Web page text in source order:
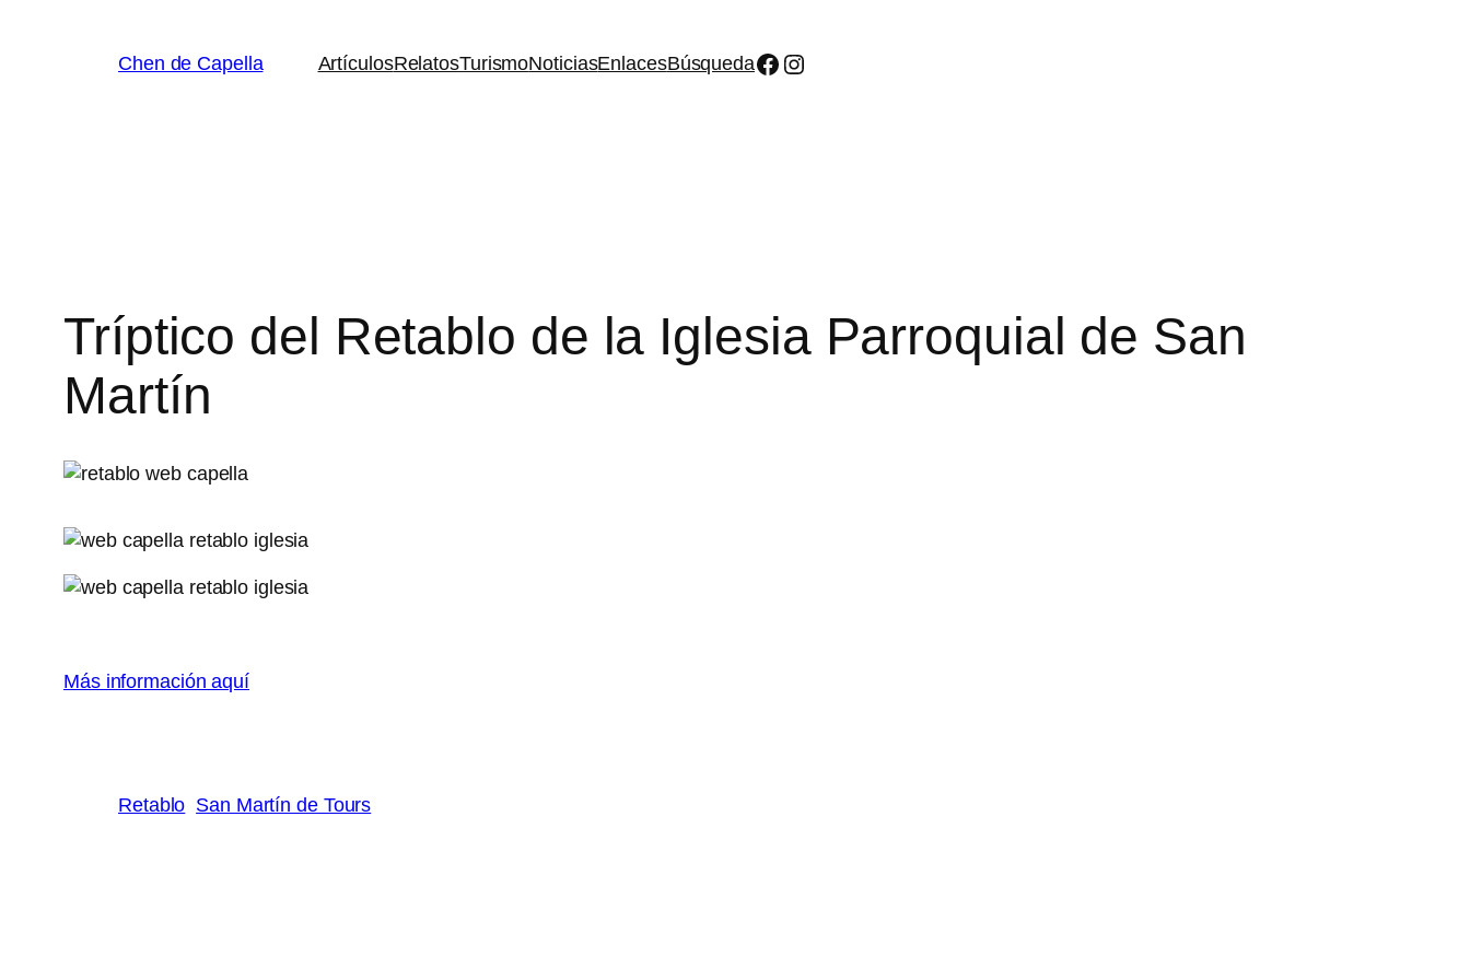
Chen de Capella ArtículosRelatosTurismoNoticiasEnlacesBúsquedaFacebook
Instagram
Tríptico del Retablo de la Iglesia Parroquial de San
Martín
Más información aquí
Retablo San Martín de Tours